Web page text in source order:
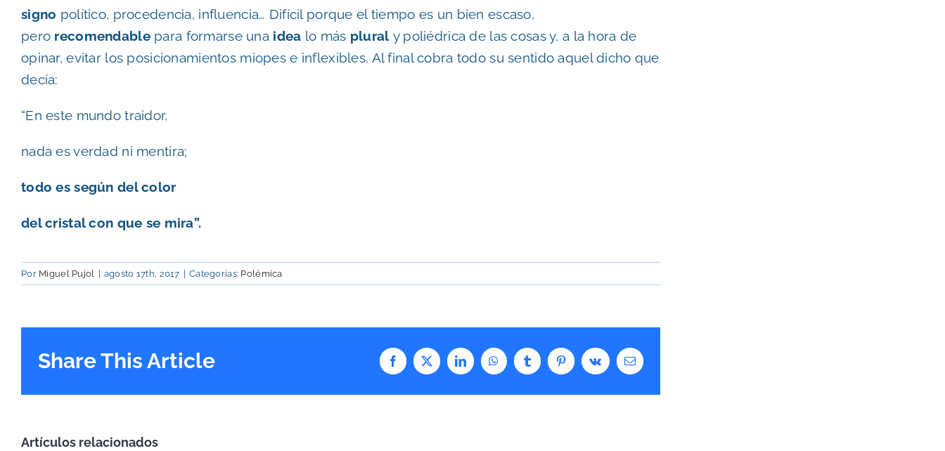
signo político, procedencia, influencia… Difícil porque el tiempo es un bien escaso,
pero recomendablepara formarse una idea lo más plural y poliédrica de las cosas y, a la hora de
opinar, evitar los posicionamientos miopes e inflexibles. Al final cobra todo su sentido aquel dicho que
decía:
“En este mundo traidor,
nada es verdad ni mentira;
todo es según del color
del cristal con que se mira”.
Por Miguel Pujol agosto 17th, 2017 Categorías: Polémica
Share This Article Facebook
X LinkedInWhatsAppTumblrPinterestVk
Correo
electrónico
Artículos relacionados